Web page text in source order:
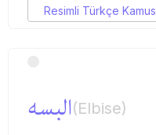
Resimli Türkçe Kamus
البسه(Elbise)